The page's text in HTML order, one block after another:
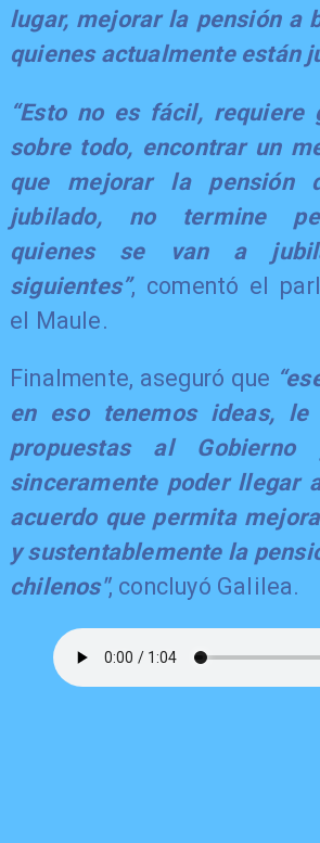
lugar, mejorar la pensión a
quienes actualmente están
​“Esto no es fácil, requiere
sobre todo, encontrar un
que mejorar la pensión
jubilado, no termine
quienes se van a
siguientes”, comentó el
el Maule.
​Finalmente, aseguró que
en eso tenemos ideas, le
propuestas al Gobierno
sinceramente poder llegar
acuerdo que permita
y sustentablemente la
chilenos", concluyó Galilea.